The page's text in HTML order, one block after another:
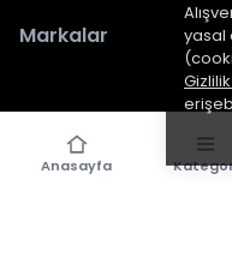
yasal
Markalar
epiked.com
Anasayfa